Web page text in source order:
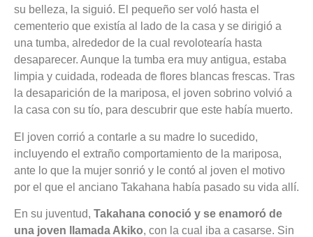
su belleza, la siguió. El pequeño ser voló hasta el
cementerio que existía al lado de la casa y se dirigió a
una tumba, alrededor de la cual revolotearía hasta
desaparecer. Aunque la tumba era muy antigua, estaba
limpia y cuidada, rodeada de flores blancas frescas. Tras
la desaparición de la mariposa, el joven sobrino volvió a
la casa con su tío, para descubrir que este había muerto.
El joven corrió a contarle a su madre lo sucedido,
incluyendo el extraño comportamiento de la mariposa,
ante lo que la mujer sonrió y le contó al joven el motivo
por el que el anciano Takahana había pasado su vida allí.
En su juventud, Takahana conoció y se enamoró de
una joven llamada Akiko, con la cual iba a casarse. Sin